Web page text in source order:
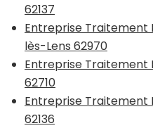
62137
Entreprise Traitement
lès-Lens 62970
Entreprise Traitement
62710
Entreprise Traitement
62136